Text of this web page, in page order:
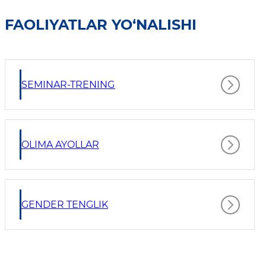
FAOLIYATLAR YO‘NALISHI
SEMINAR-TRENING
OLIMA AYOLLAR
GENDER TENGLIK